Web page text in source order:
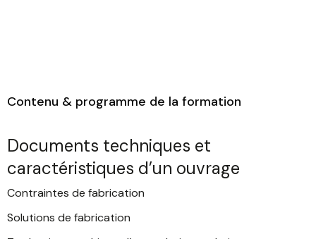
Contenu & programme de la formation
Documents techniques et
caractéristiques d’un ouvrage
Contraintes de fabrication
Solutions de fabrication